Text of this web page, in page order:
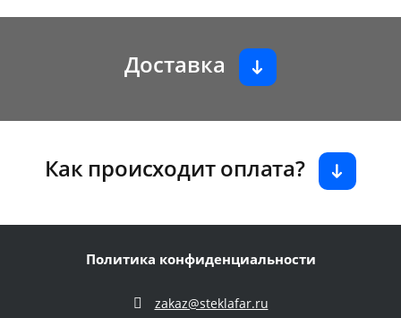
Доставка
Как происходит оплата?
Политика конфиденциальности
zakaz@steklafar.ru